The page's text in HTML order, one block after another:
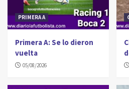
PRIMERA A
Primera A: Se lo dieron
vuelta
05/08/2026